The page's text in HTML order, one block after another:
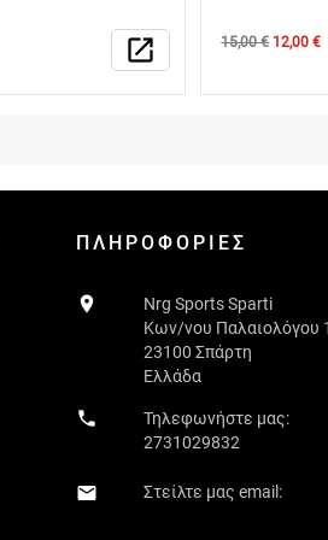
open_in_new
Κανονική
15,00 € Τιμή
12,00 €
ΠΛΗΡΟΦΟΡΊΕΣ

Nrg Sports Sparti
Κων/νου Παλαιολόγου
23100 Σπάρτη
Ελλάδα

Τηλεφωνήστε μας:
2731029832
 Στείλτε μας email: